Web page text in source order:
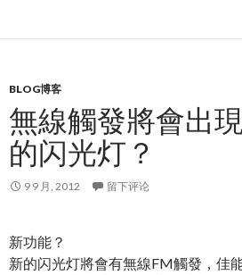
BLOG博客
無線觸發將會出
的闪光灯？
9 9 月, 2012 留下评论
新功能？
新的闪光灯將會有無線FM觸發，佳